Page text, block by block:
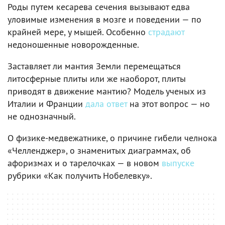
Роды путем кесарева сечения вызывают едва
уловимые изменения в мозге и поведении — по
крайней мере, у мышей. Особенно страдают
недоношенные новорожденные.
Заставляет ли мантия Земли перемещаться
литосферные плиты или же наоборот, плиты
приводят в движение мантию? Модель ученых из
Италии и Франции дала ответна этот вопрос — но
не однозначный.
О физике-медвежатнике, о причине гибели челнока
«Челленджер», о знаменитых диаграммах, об
афоризмах и о тарелочках — в новом выпуске
рубрики «Как получить Нобелевку».